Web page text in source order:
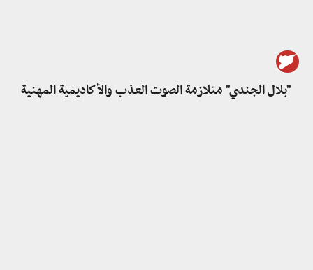
"بلال الجندي" متلازمة الصوت العذب والأكاديمية المهنية